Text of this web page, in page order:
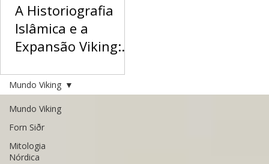
A Historiografia
Islâmica e a
Expansão Viking:
Tartushi, Ibn
Rustah e a
Geografia do Norte
andalusinos revelam a
diplomacia, a vida cotidiana
e as rotas da expansão
viking sob o olhar do
Oriente
Mundo Viking
Forn Siðr
Mitologia
Nórdica
Mundo Viking